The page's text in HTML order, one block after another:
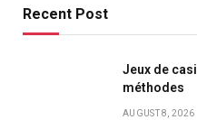
Recent Post
Jeux de
méthodes
AUGUST 8, 2026